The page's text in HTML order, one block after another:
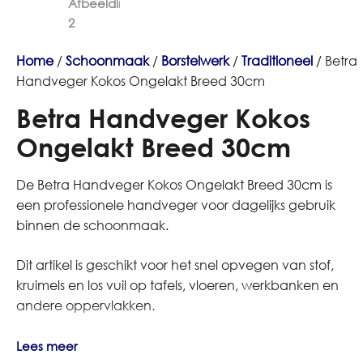
Home/Schoonmaak/ Borstelwerk/Traditioneel / Betra
Handveger Kokos Ongelakt Breed 30cm
Betra Handveger Kokos
Ongelakt Breed 30cm
De Betra Handveger Kokos Ongelakt Breed 30cm is
een professionele handveger voor dagelijks gebruik
binnen de schoonmaak.
Dit artikel is geschikt voor het snel opvegen van stof,
kruimels en los vuil op tafels, vloeren, werkbanken en
andere oppervlakken.
Controleer voor gebruik of de uitvoering, maat en
Lees meer